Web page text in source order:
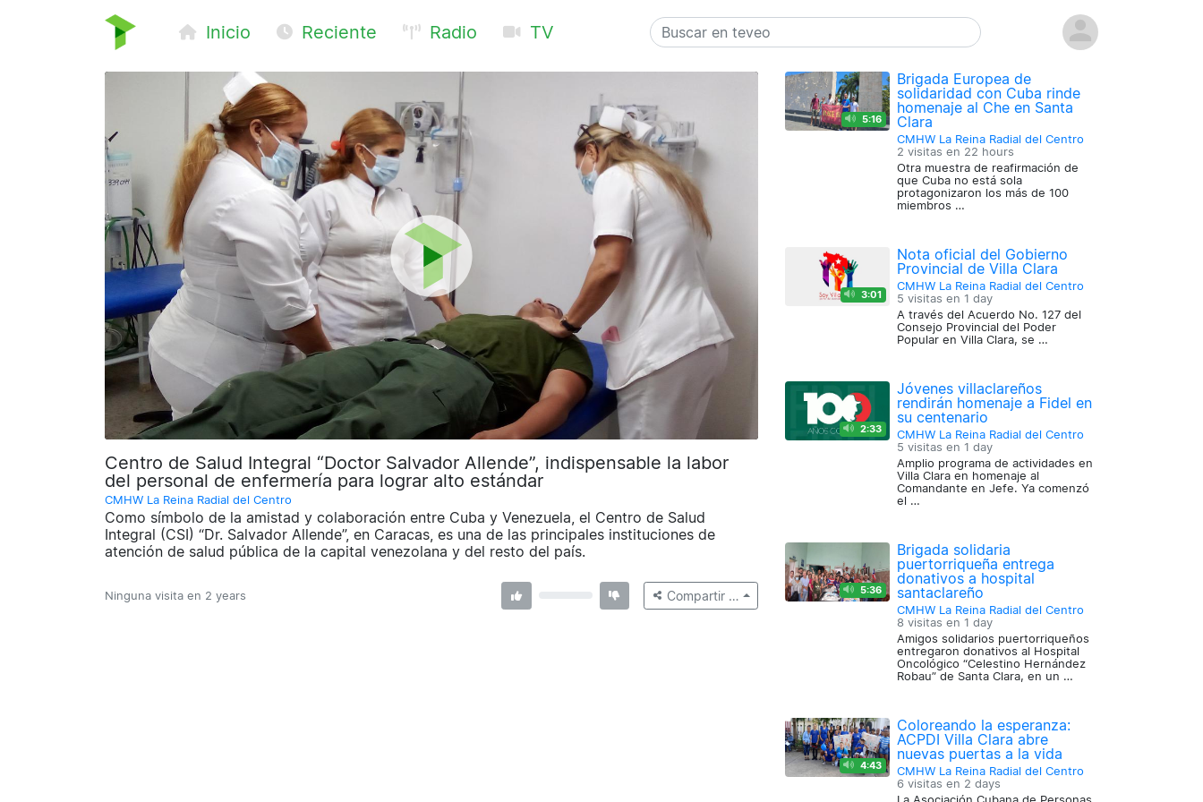
Inicio Reciente Radio TV
Centro de Salud Integral “Doctor Salvador Allende”, indispensable la labor
del personal de enfermería para lograr alto estándar
CMHW La Reina Radial del Centro
Como símbolo de la amistad y colaboración entre Cuba y Venezuela, el Centro de Salud
Integral (CSI) “Dr. Salvador Allende”, en Caracas, es una de las principales instituciones de
atención de salud pública de la capital venezolana y del resto del país.
Ninguna visita en 2 years Compartir …
5:16
Brigada Europea de
solidaridad con Cuba rinde
homenaje al Che en Santa
Clara
CMHW La Reina Radial del Centro
2 visitas en 22 hours
Otra muestra de reafirmación de
que Cuba no está sola
protagonizaron los más de 100
miembros …
3:01
Nota oficial del Gobierno
Provincial de Villa Clara
CMHW La Reina Radial del Centro
5 visitas en 1 day
A través del Acuerdo No. 127 del
Consejo Provincial del Poder
Popular en Villa Clara, se …
2:33
Jóvenes villaclareños
rendirán homenaje a Fidel en
su centenario
CMHW La Reina Radial del Centro
5 visitas en 1 day
Amplio programa de actividades en
Villa Clara en homenaje al
Comandante en Jefe. Ya comenzó
el …
5:36
Brigada solidaria
puertorriqueña entrega
donativos a hospital
santaclareño
CMHW La Reina Radial del Centro
8 visitas en 1 day
Amigos solidarios puertorriqueños
entregaron donativos al Hospital
Oncológico “Celestino Hernández
Robau” de Santa Clara, en un …
4:43
Coloreando la esperanza:
ACPDI Villa Clara abre
nuevas puertas a la vida
CMHW La Reina Radial del Centro
6 visitas en 2 days